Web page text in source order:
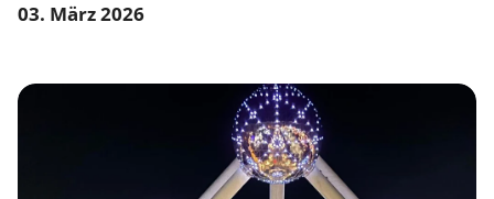
03. März 2026